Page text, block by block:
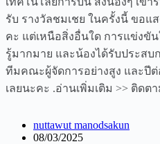
รับ รางวัลชมเชย ในครั้งนี้ ขอแ
คะ แต่เหนือสิ่งอื่นใด การแข่งขั
รู้มากมาย และน้องได้รับประส
ทีมคณะผู้จัดการอย่างสูง และปีต่
เลยนะคะ .อ่านเพิ่มเติม >> ติดต
nuttawut manodsakun
08/03/2025